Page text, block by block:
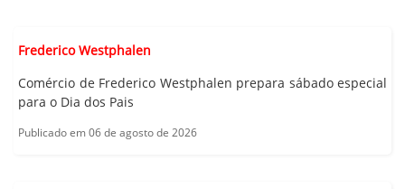
Frederico Westphalen
Comércio de Frederico Westphalen prepara sábado especial
para o Dia dos Pais
Publicado em 06 de agosto de 2026